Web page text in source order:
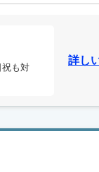
祝も対
詳し